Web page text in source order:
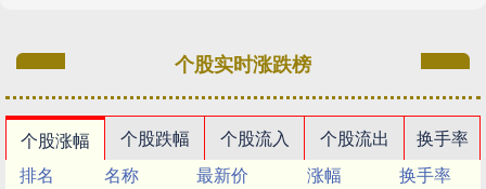
个股实时涨跌榜
个股涨幅 个股跌幅 个股流入 个股流出
换手率
排名
名称 最新价 涨幅
换手率